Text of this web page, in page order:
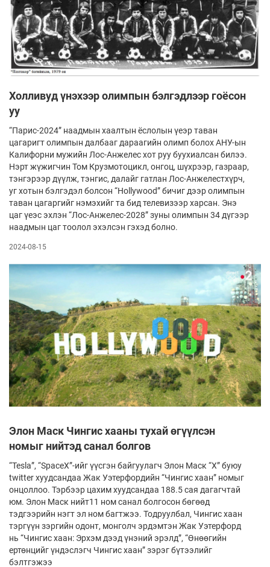
Холливуд үнэхээр олимпын бэлгэдлээр гоёсон
уу
“Парис-2024” наадмын хаалтын ёслолын үеэр таван
цагаригт олимпын далбааг дараагийн олимп болох АНУ-ын
Калифорни мужийн Лос-Анжелес хот руу буухиалсан билээ.
Нэрт жүжигчин Том Крузмотоцикл, онгоц, шүхрээр, газраар,
тэнгэрээр дүүлж, тэнгис, далайг гатлан Лос-Анжелестхүрч,
уг хотын бэлгэдэл болсон “Hollywood” бичиг дээр олимпын
таван цагаргийг нэмэхийг та бид телевизээр харсан. Энэ
цаг үеэс эхлэн “Лос-Анжелес-2028” зуны олимпын 34 дүгээр
наадмын цаг тоолол эхэлсэн гэхэд болно.
2024-08-15
Элон Маск Чингис хааны тухай өгүүлсэн
номыг нийтэд санал болгов
“Tesla”, “SpaceX”-ийг үүсгэн байгуулагч Элон Маск “Х” буюу
twitter хуудсандаа Жак Уэтерфордийн “Чингис хаан” номыг
онцоллоо. Тэрбээр цахим хуудсандаа 188.5 сая дагагчтай
юм. Элон Маск нийт11 ном санал болгосон бөгөөд
тэдгээрийн нэгт эл ном багтжээ. Тодруулбал, Чингис хаан
тэргүүн зэргийн одонт, монголч эрдэмтэн Жак Уэтерфорд
нь “Чингис хаан: Эрхэм дээд үнэний эрэлд”, “Өнөөгийн
ертөнцийг үндэслэгч Чингис хаан” зэрэг бүтээлийг
бэлтгэжээ